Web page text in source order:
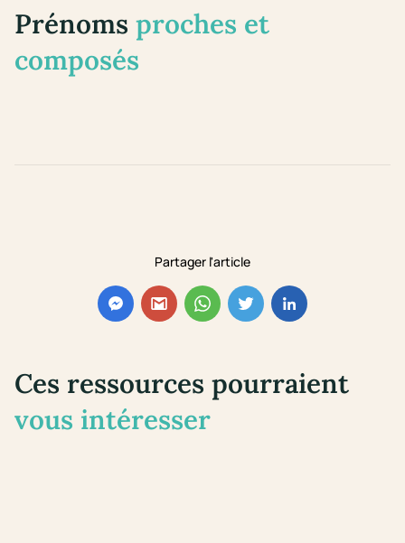
Partager l'article
Prénoms proches et
composés
Ces ressources pourraient
vous intéresser